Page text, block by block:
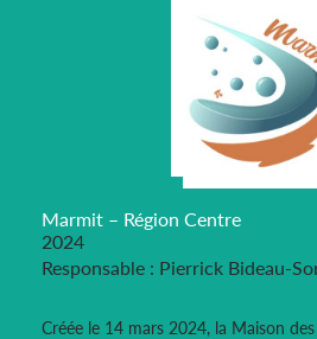
Marmit – Région Centre
2024
Responsable : Pierrick Bideau-
Créée le 14 mars 2024, la Maison